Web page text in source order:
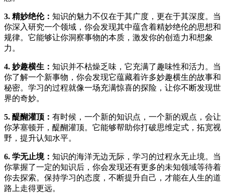
3. 精妙绝伦： 知识的魅力不仅在于其广度，更在于其深度。当
你深入研究一个领域，你会发现其中蕴含着精妙绝伦的思想和
规律。它能够让你洞察事物的本质，激发你的创造力和想象
力。
4. 妙趣横生： 知识并不枯燥乏味，它充满了趣味性和活力。当
你了解一个新事物，你会发现它蕴藏着许多妙趣横生的故事和
秘密。学习的过程就像一场充满惊喜的探险，让你不断发现世
界的奇妙。
5. 醍醐灌顶： 有时候，一个新的知识点，一个新的观点，会让
你茅塞顿开，醍醐灌顶。它能够帮助你打破思维定式，拓宽视
野，提升认知水平。
6. 学无止境： 知识的海洋无边无际，学习的过程永无止境。当
你掌握了一定的知识后，你会发现还有更多的未知领域等待着
你去探索。保持学习的态度，不断提升自己，才能在人生的道
路上走得更远。